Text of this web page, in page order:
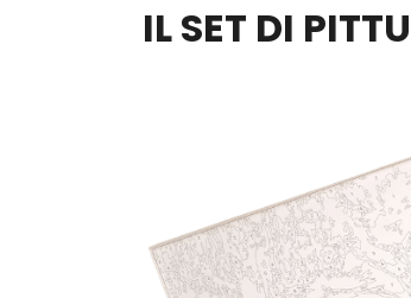
IL SET DI